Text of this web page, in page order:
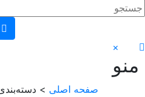
صفحه اصلی> دسته‌بندی